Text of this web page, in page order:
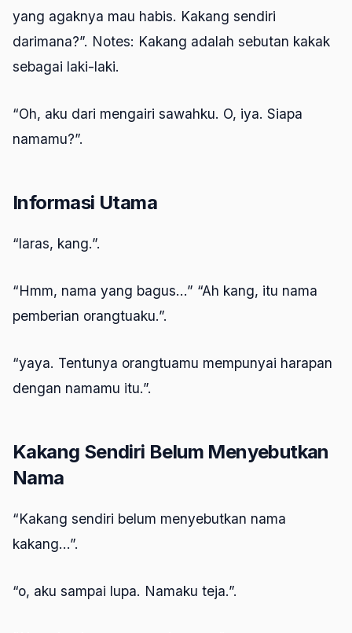
yang agaknya mau habis. Kakang sendiri
darimana?”. Notes: Kakang adalah sebutan kakak
sebagai laki-laki.
“Oh, aku dari mengairi sawahku. O, iya. Siapa
namamu?”.
Informasi Utama
“laras, kang.”.
“Hmm, nama yang bagus…” “Ah kang, itu nama
pemberian orangtuaku.”.
“yaya. Tentunya orangtuamu mempunyai harapan
dengan namamu itu.”.
Kakang Sendiri Belum Menyebutkan
Nama
“Kakang sendiri belum menyebutkan nama
kakang…”.
“o, aku sampai lupa. Namaku teja.”.